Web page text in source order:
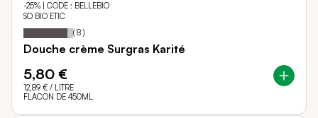
-25% | CODE : BELLEBIO
SO BIO ETIC
Notation: 88
% of
( 8 )
Douche crème Surgras Karité
5,80 €
12,89 € / LITRE
FLACON DE 450ML